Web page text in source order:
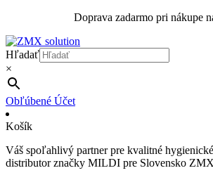
Doprava zadarmo pri nákupe
Hľadať
×
Obľúbené Účet
Košík
Váš spoľahlivý partner pre kvalitné
distributor značky MILDI pre Slovensko